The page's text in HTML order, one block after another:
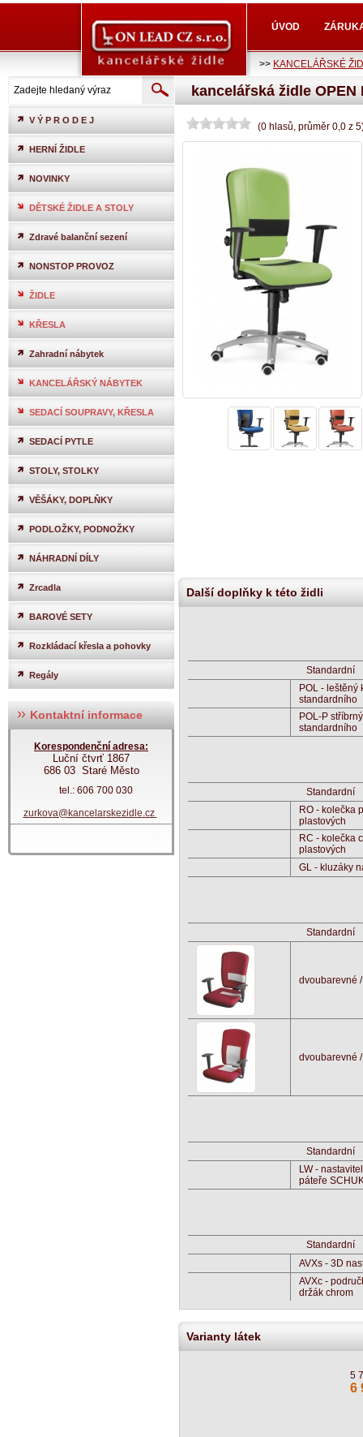
ÚVOD
>> KANCELÁŘSKÉ
V Ý P R O D E J
HERNÍ ŽIDLE
NOVINKY
DĚTSKÉ ŽIDLE A STOLY
Zdravé balanční sezení
NONSTOP PROVOZ
ŽIDLE
KŘESLA
Zahradní nábytek
KANCELÁŘSKÝ NÁBYTEK
SEDACÍ SOUPRAVY, KŘESLA
SEDACÍ PYTLE
STOLY, STOLKY
VĚŠÁKY, DOPLŇKY
PODLOŽKY, PODNOŽKY
NÁHRADNÍ DÍLY
Zrcadla
BAROVÉ SETY
Rozkládací křesla a pohovky
Regály
Kontaktní informace
Korespondenční adresa:
Luční čtvrť 1867
686 03 Staré Město
tel.: 606 700 030
zurkova@kancelarskezidle.cz
kancelářská židle OPEN
(0 hlasů, průměr 0,0 z 5
Další doplňky k této židli
Standardní
POL - leštěný
standardního
POL-P
standardního
Standardní
RO - kolečka
plastových
RC - kolečka
plastových
GL - kluzáky
Standardní
dvoubarevné
dvoubarevné
Standardní
LW -
páteře
Standardní
AVXs - 3D
AVXc -
držák chrom
Varianty látek
5
6